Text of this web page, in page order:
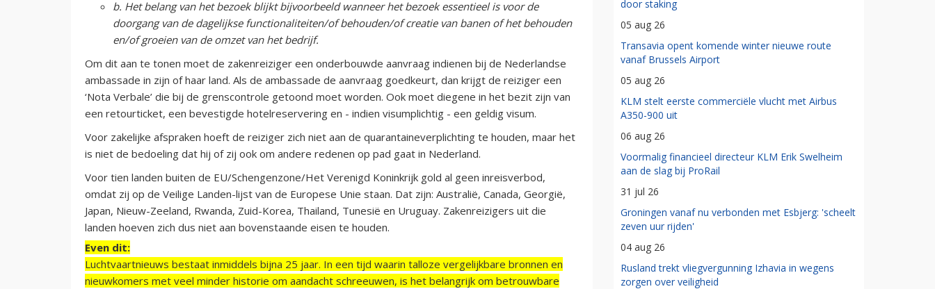
b. Het belang van het bezoek blijkt bijvoorbeeld wanneer het bezoek essentieel is voor de
doorgang van de dagelijkse functionaliteiten/of behouden/of creatie van banen of het behouden
en/of groeien van de omzet van het bedrijf.
Om dit aan te tonen moet de zakenreiziger een onderbouwde aanvraag indienen bij de Nederlandse
ambassade in zijn of haar land. Als de ambassade de aanvraag goedkeurt, dan krijgt de reiziger een
‘Nota Verbale’ die bij de grenscontrole getoond moet worden. Ook moet diegene in het bezit zijn van
een retourticket, een bevestigde hotelreservering en - indien visumplichtig - een geldig visum.
Voor zakelijke afspraken hoeft de reiziger zich niet aan de quarantaineverplichting te houden, maar het
is niet de bedoeling dat hij of zij ook om andere redenen op pad gaat in Nederland.
Voor tien landen buiten de EU/Schengenzone/Het Verenigd Koninkrijk gold al geen inreisverbod,
omdat zij op de Veilige Landen-lijst van de Europese Unie staan. Dat zijn: Australië, Canada, Georgië,
Japan, Nieuw-Zeeland, Rwanda, Zuid-Korea, Thailand, Tunesië en Uruguay. Zakenreizigers uit die
landen hoeven zich dus niet aan bovenstaande eisen te houden.
Even dit:
Luchtvaartnieuws bestaat inmiddels bijna 25 jaar. In een tijd waarin talloze vergelijkbare bronnen en
nieuwkomers met veel minder historie om aandacht schreeuwen, is het belangrijk om betrouwbare
door staking
05 aug 26
Transavia opent komende winter nieuwe route
vanaf Brussels Airport
05 aug 26
KLM stelt eerste commerciële vlucht met Airbus
A350-900 uit
06 aug 26
Voormalig financieel directeur KLM Erik Swelheim
aan de slag bij ProRail
31 jul 26
Groningen vanaf nu verbonden met Esbjerg: 'scheelt
zeven uur rijden'
04 aug 26
Rusland trekt vliegvergunning Izhavia in wegens
zorgen over veiligheid